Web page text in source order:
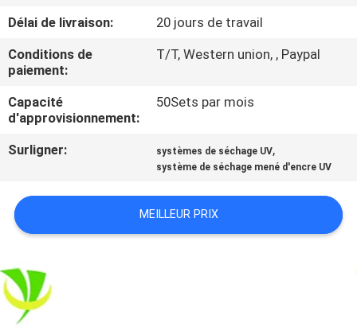
NOUS
NOUVELLES
DEMANDEZ
UNE
PLAN
SITE
Délai de livraison:
20 jours de travail
Conditions de
paiement:
T/T, Western union, , Paypal
Capacité
d'approvisionnement:
50Sets par mois
Surligner: systèmes de séchage UV,
système de séchage mené d'encre UV
MEILLEUR PRIX